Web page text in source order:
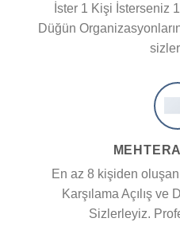
İster 1 Kişi İsterseniz
Düğün
En az 8 kişiden
Karşılama Açılış
Sizlerleyiz.